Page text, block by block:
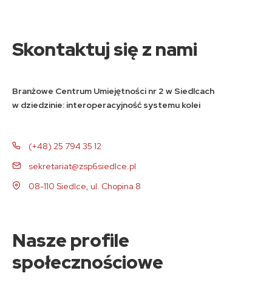
Skontaktuj się z nami
Branżowe Centrum Umiejętności nr 2 w Siedlcach
w dziedzinie: interoperacyjność systemu kolei
(+48) 25 794 35 12
sekretariat@zsp6siedlce.pl
08-110 Siedlce, ul. Chopina 8
Nasze profile
społecznościowe